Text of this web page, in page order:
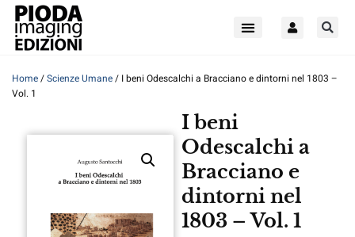
Home/Scienze Umane/ I beni Odescalchi a Bracciano e dintorni nel 1803 –
Vol. 1
I beni
Odescalchi a
Bracciano e
dintorni nel
1803 – Vol. 1